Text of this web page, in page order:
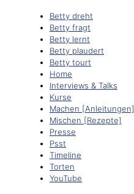
Betty dreht
Betty fragt
Betty lernt
Betty plaudert
Betty tourt
Home
Interviews & Talks
Kurse
Machen [Anleitungen]
Mischen [Rezepte]
Presse
Psst
Timeline
Torten
YouTube